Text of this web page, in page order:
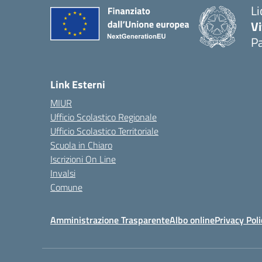
Link Esterni
MIUR
Ufficio Scolastico Regionale
Ufficio Scolastico Territoriale
Scuola in Chiaro
Iscrizioni On Line
Invalsi
Comune
Amministrazione TrasparenteAlbo onlinePrivacy